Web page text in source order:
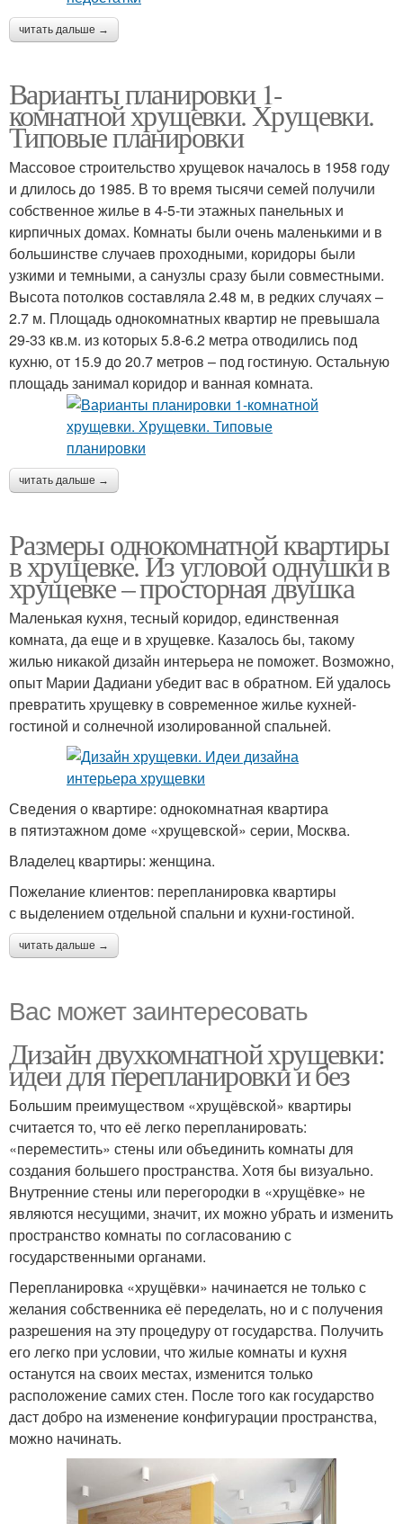
читать дальше →
Варианты планировки 1-
комнатной хрущевки. Хрущевки.
Типовые планировки
Массовое строительство хрущевок началось в 1958 году
и длилось до 1985. В то время тысячи семей получили
собственное жилье в 4-5-ти этажных панельных и
кирпичных домах. Комнаты были очень маленькими и в
большинстве случаев проходными, коридоры были
узкими и темными, а санузлы сразу были совместными.
Высота потолков составляла 2.48 м, в редких случаях –
2.7 м. Площадь однокомнатных квартир не превышала
29-33 кв.м. из которых 5.8-6.2 метра отводились под
кухню, от 15.9 до 20.7 метров – под гостиную. Остальную
площадь занимал коридор и ванная комната.
читать дальше →
Размеры однокомнатной квартиры
в хрущевке. Из угловой однушки в
хрущевке – просторная двушка
Маленькая кухня, тесный коридор, единственная
комната, да еще и в хрущевке. Казалось бы, такому
жилью никакой дизайн интерьера не поможет. Возможно,
опыт Марии Дадиани убедит вас в обратном. Ей удалось
превратить хрущевку в современное жилье кухней-
гостиной и солнечной изолированной спальней.
Сведения о квартире: однокомнатная квартира
в пятиэтажном доме «хрущевской» серии, Москва.
Владелец квартиры: женщина.
Пожелание клиентов: перепланировка квартиры
с выделением отдельной спальни и кухни-гостиной.
читать дальше →
Вас может заинтересовать
Дизайн двухкомнатной хрущевки:
идеи для перепланировки и без
Большим преимуществом «хрущёвской» квартиры
считается то, что её легко перепланировать:
«переместить» стены или объединить комнаты для
создания большего пространства. Хотя бы визуально.
Внутренние стены или перегородки в «хрущёвке» не
являются несущими, значит, их можно убрать и изменить
пространство комнаты по согласованию с
государственными органами.
Перепланировка «хрущёвки» начинается не только с
желания собственника её переделать, но и с получения
разрешения на эту процедуру от государства. Получить
его легко при условии, что жилые комнаты и кухня
останутся на своих местах, изменится только
расположение самих стен. После того как государство
даст добро на изменение конфигурации пространства,
можно начинать.